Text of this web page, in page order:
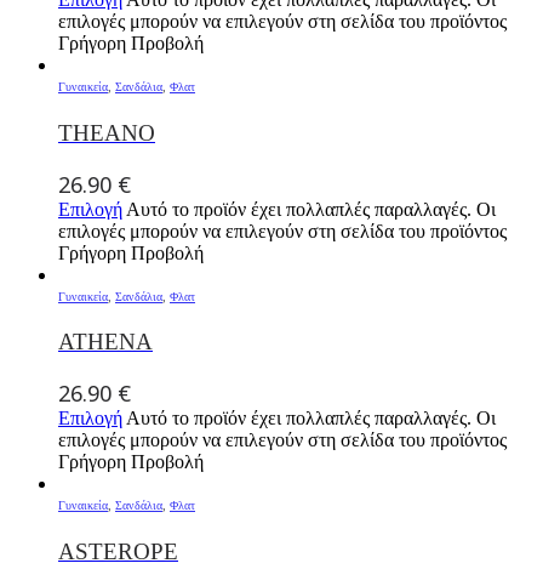
επιλογές μπορούν να επιλεγούν στη σελίδα του προϊόντος
Γρήγορη Προβολή
Γυναικεία, Σανδάλια, Φλατ
THEANO
26.90 €
Επιλογή Αυτό το προϊόν έχει πολλαπλές παραλλαγές. Οι
επιλογές μπορούν να επιλεγούν στη σελίδα του προϊόντος
Γρήγορη Προβολή
Γυναικεία Σανδάλια Φλατ
ATHENA
26.90 €
Επιλογή Αυτό το προϊόν έχει πολλαπλές παραλλαγές. Οι
επιλογές μπορούν να επιλεγούν στη σελίδα του προϊόντος
Γρήγορη Προβολή
Γυναικεία Σανδάλια Φλατ
ASTEROPE